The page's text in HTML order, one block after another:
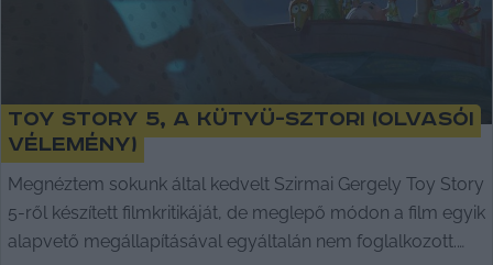
Toy Story 5, a kütyü-sztori (olvasói
vélemény)
Megnéztem sokunk által kedvelt Szirmai Gergely Toy Story
5-ről készített filmkritikáját, de meglepő módon a film egyik
alapvető megállapításával egyáltalán nem foglalkozott.